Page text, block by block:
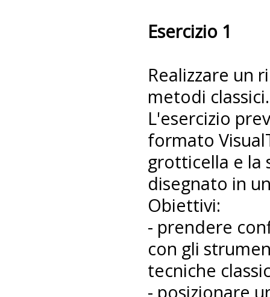
Esercizio 1
Realizzare un
metodi classici.
L'esercizio
formato
grotticella e la
disegnato in
Obiettivi:
- prendere
con gli
tecniche
- posizionare